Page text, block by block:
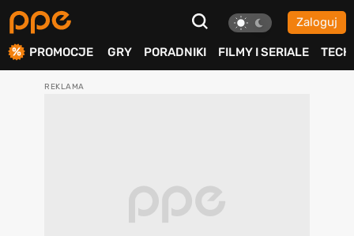
Zaloguj
PROMOCJE GRY PORADNIKI FILMY I SERIALE TECH